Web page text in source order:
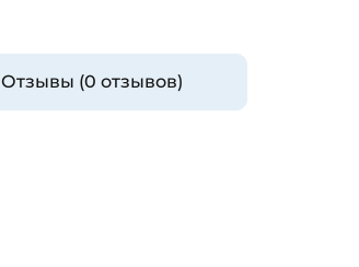
Отзывы (0 отзывов)